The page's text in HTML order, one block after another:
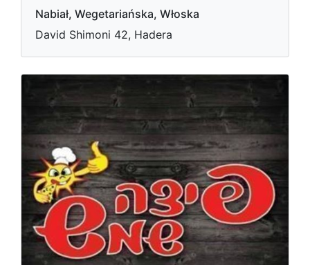
Nabiał, Wegetariańska, Włoska
David Shimoni 42, Hadera